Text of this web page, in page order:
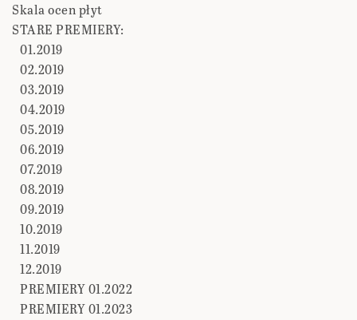
Skala ocen płyt
STARE PREMIERY:
01.2019
02.2019
03.2019
04.2019
05.2019
06.2019
07.2019
08.2019
09.2019
10.2019
11.2019
12.2019
PREMIERY 01.2022
PREMIERY 01.2023